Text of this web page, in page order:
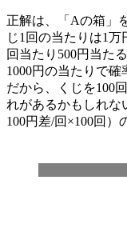
正解は、「Aの箱」
じ1回の当たりは1
回当たり500円当た
1000円の当たりで確
だから、くじを100
れがあるかもしれな
100円差/回×100回）